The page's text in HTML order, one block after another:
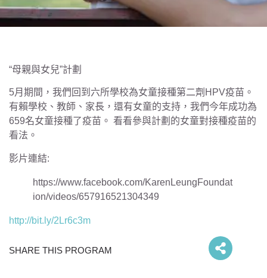
“母親與女兒”計劃
5月期間，我們回到六所學校為女童接種第二劑HPV疫苗。
有賴學校、教師、家長，還有女童的支持，我們今年成功為
659名女童接種了疫苗。 看看參與計劃的女童對接種疫苗的
看法。
影片連結:
https://www.facebook.com/Karen LeungFoundat
ion/videos/657916521304349
http://bit.ly/2Lr6c3m
SHARE THIS PROGRAM